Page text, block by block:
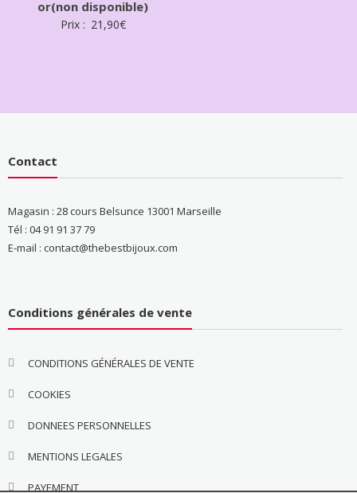
or(non disponible)
Prix : 21,90€
Contact
Magasin : 28 cours Belsunce 13001 Marseille
Tél : 04 91 91 37 79
E-mail : contact@thebestbijoux.com
Conditions générales de vente
CONDITIONS GÉNÉRALES DE VENTE
COOKIES
DONNEES PERSONNELLES
MENTIONS LEGALES
PAYEMENT